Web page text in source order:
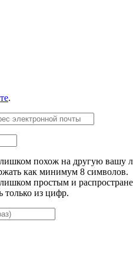
.
похож на другую
как минимум 8 символов.
простым и
только из цифр.